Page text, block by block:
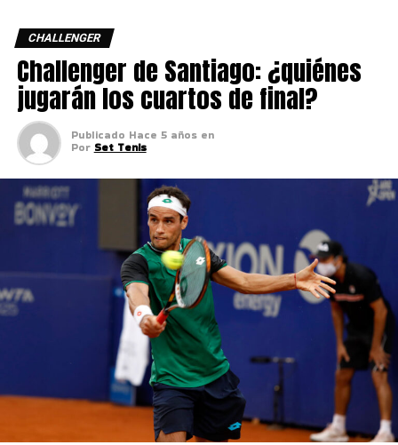
CHALLENGER
Challenger de Santiago: ¿quiénes
jugarán los cuartos de final?
Publicado Hace 5 años en
Por Set Tenis